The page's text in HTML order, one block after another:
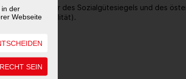
in der
Webseite
SEIN
Träger des Sozialgütesiegels und des